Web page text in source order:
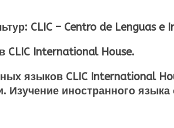
CLIC – Centro de Lenguas
CLIC International House.
языков CLIC International
Изучение иностранного